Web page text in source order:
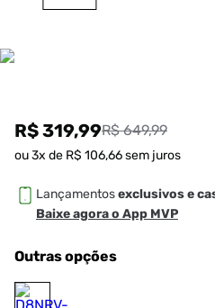
R$ 319,99R$ 649,99
ou3x de R$ 106,66sem juros
Lançamentosexclusivos e
Baixe agora o App MVP
Outras opções